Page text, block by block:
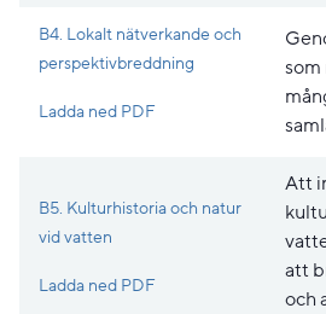
B4. Lokalt nätverkande och
perspektivbreddning
Ladda ned PDFPdf, 179.2 kB, öppnas i
som
B5. Kulturhistoria och natur
vid vatten
Ladda ned PDFPdf, 179.6 kB, öppnas i
Att
att
och